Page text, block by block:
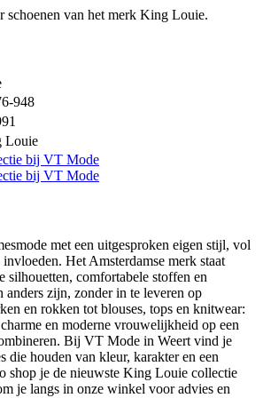
schoenen van het merk King Louie.
948
Louie
met een uitgesproken eigen stijl, vol
Het Amsterdamse merk staat
silhouetten, comfortabele stoffen en
anders zijn, zonder in te leveren op
en rokken tot blouses, tops en knitwear:
en moderne vrouwelijkheid op een
Bij VT Mode in Weert vind je
die houden van kleur, karakter en een
shop je de nieuwste King Louie collectie
je langs in onze winkel voor advies en